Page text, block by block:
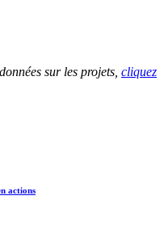
sur les projets, cliquez
actions